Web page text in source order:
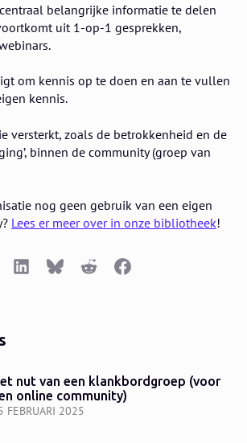
belangrijke informatie te delen
uit 1-op-1 gesprekken,
om kennis op te doen en aan te vullen
kennis.
versterkt, zoals de betrokkenheid en de
binnen de community (groep van
nog geen gebruik van een eigen
Lees er meer over in onze bibliotheek!
LinkedInBlueskyReddit Facebook
FEBRUARI 2025
nut van een klankbordgroep (voor
online community)